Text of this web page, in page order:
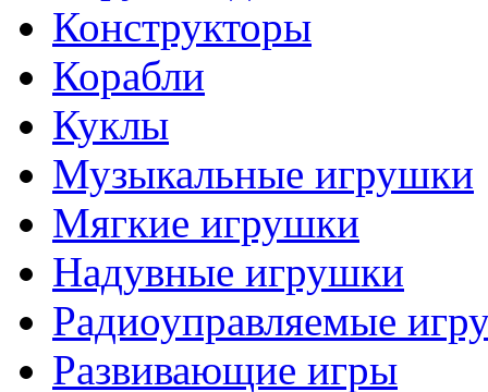
Конструкторы
Корабли
Куклы
Музыкальные игрушки
Мягкие игрушки
Надувные игрушки
Радиоуправляемые
Развивающие игры